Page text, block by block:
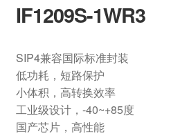
IF1209S-1WR3
SIP4兼容国际标准封装
低功耗，短路保护
小体积，高转换效率
工业级设计，-40~+85度
国产芯片，高性能